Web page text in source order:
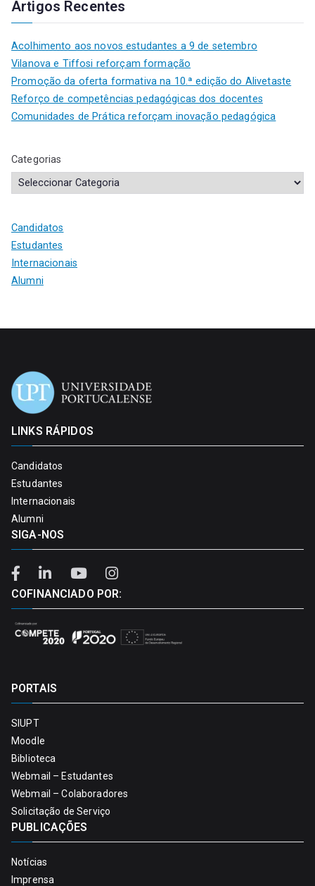
Artigos Recentes
Acolhimento aos novos estudantes a 9 de setembro
Vilanova e Tiffosi reforçam formação
Promoção da oferta formativa na 10.ª edição do Alivetaste
Reforço de competências pedagógicas dos docentes
Comunidades de Prática reforçam inovação pedagógica
Categorias
Candidatos
Estudantes
Internacionais
Alumni
LINKS RÁPIDOS
Candidatos
Estudantes
Internacionais
Alumni
SIGA-NOS
COFINANCIADO POR:
PORTAIS
SIUPT
Moodle
Biblioteca
Webmail – Estudantes
Webmail – Colaboradores
Solicitação de Serviço
PUBLICAÇÕES
Notícias
Imprensa